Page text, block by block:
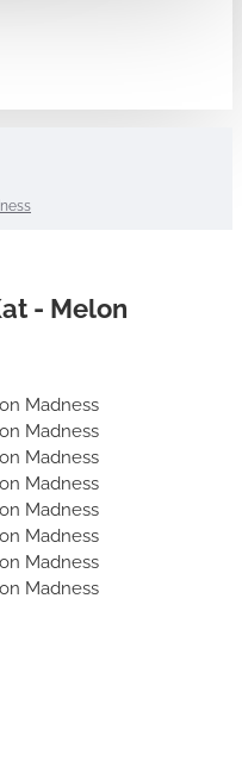
- Melon